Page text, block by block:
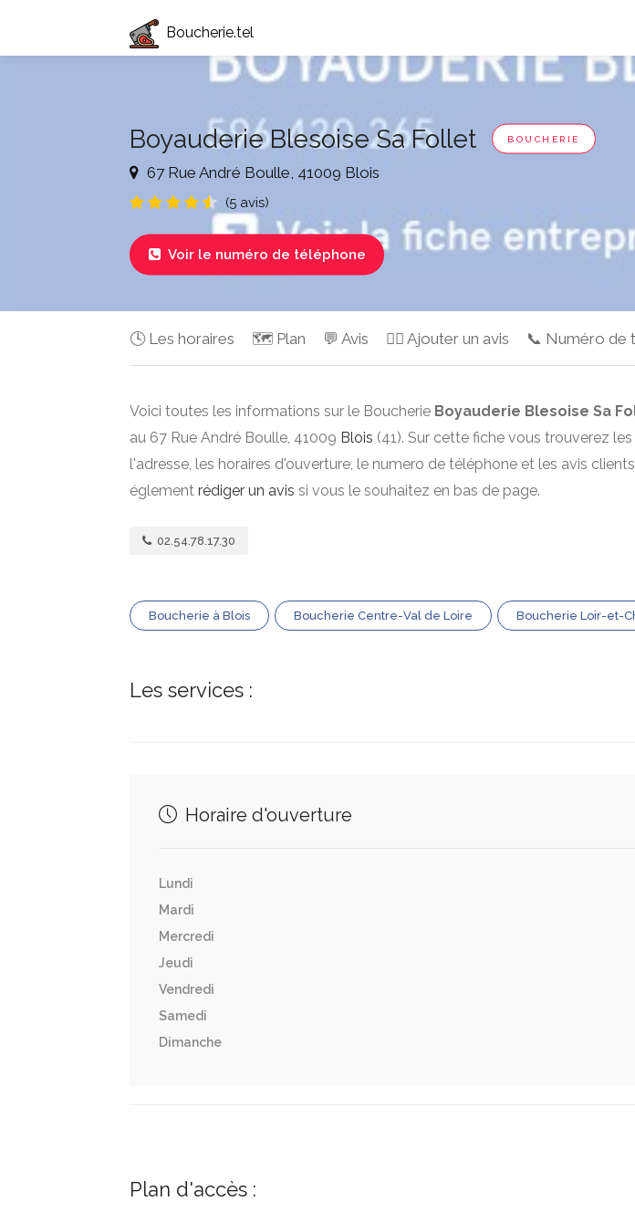
Boucherie.tel
Boyauderie Blesoise Sa Follet BOUCHERIE
67 Rue André Boulle, 41009 Blois
(5 avis)
 Voir le numéro de téléphone
🕓 Les horaires 🗺️ Plan 💬 Avis ✍🏻 Ajouter un avis 📞 Numéro de
Voici toutes les informations sur le Boucherie Boyauderie Blesoise Sa
au 67 Rue André Boulle, 41009 Blois (41). Sur cette fiche vous trouverez
l'adresse, les horaires d'ouverture, le numero de téléphone et les avis
églement rédiger un avis si vous le souhaitez en bas de page.
02.54.78.17.30
Boucherie à Blois Boucherie Centre-Val de Loire Boucherie Loir-et-
Les services :
Horaire d'ouverture
Lundi
Mardi
Mercredi
Jeudi
Vendredi
Samedi
Dimanche
Plan d'accès :